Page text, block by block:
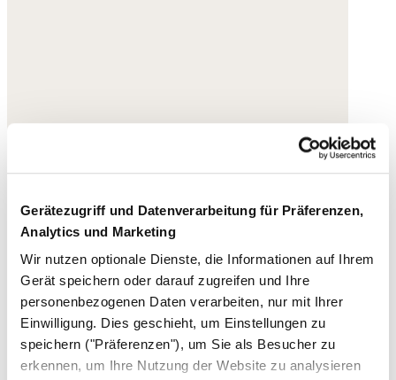
Gerätezugriff und Datenverarbeitung für Präferenzen,
Analytics und Marketing
Wir nutzen optionale Dienste, die Informationen auf Ihrem
Gerät speichern oder darauf zugreifen und Ihre
personenbezogenen Daten verarbeiten, nur mit Ihrer
Einwilligung. Dies geschieht, um Einstellungen zu
speichern ("Präferenzen"), um Sie als Besucher zu
erkennen, um Ihre Nutzung der Website zu analysieren